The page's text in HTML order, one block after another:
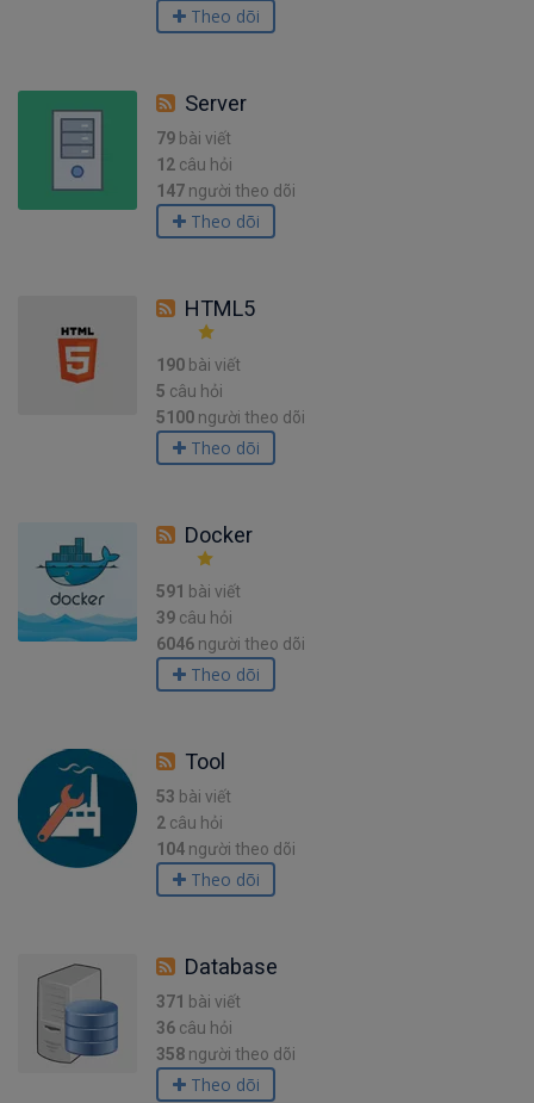
Theo dõi
Server
79 bài viết
12 câu hỏi
147 người theo dõi
Theo dõi
HTML5
190 bài viết
5 câu hỏi
5100 người theo dõi
Theo dõi
Docker
591 bài viết
39 câu hỏi
6046 người theo dõi
Theo dõi
Tool
53 bài viết
2 câu hỏi
104 người theo dõi
Theo dõi
Database
371 bài viết
36 câu hỏi
358 người theo dõi
Theo dõi